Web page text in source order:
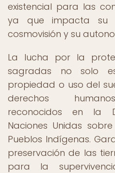
existencial para las
ya que impacta su
cosmovisión y su
La lucha por la
sagradas no solo
propiedad o uso del
derechos
reconocidos en la
Naciones Unidas
Pueblos Indígenas.
preservación de las
para la